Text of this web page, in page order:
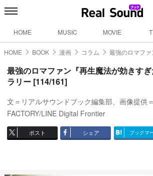
HOME MUSIC MOVIE
HOME BOOK 漫画 コラム 最強のロマフ
最強のロマファン『再生魔法が効きす
ラリー [114/161]
文＝リアルサウンドブック編集部、画像提供
FACTORY/LINE Digital Frontier
ポスト シェア ブックマ